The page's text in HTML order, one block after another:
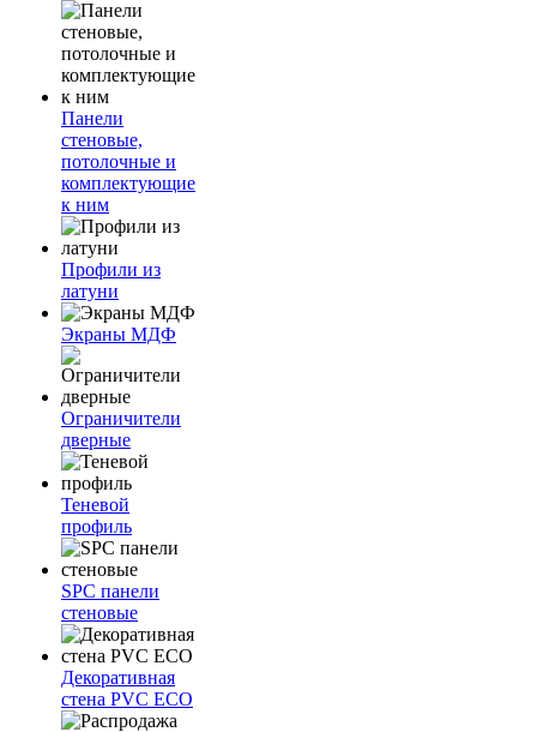
Панели
стеновые,
потолочные и
комплектующие
к ним
Профили из
латуни
Экраны МДФ
Ограничители
дверные
Теневой
профиль
SPC панели
стеновые
Декоративная
стена PVC ECO